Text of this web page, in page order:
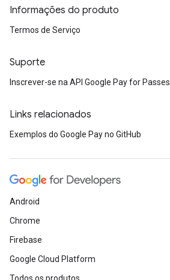
Informações do produto
Termos de Serviço
Suporte
Inscrever-se na API Google Pay for Passes
Links relacionados
Exemplos do Google Pay no GitHub
Android
Chrome
Firebase
Google Cloud Platform